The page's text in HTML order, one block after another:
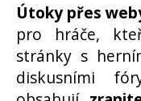
Útoky přes
pro hráče,
stránky s
diskusními